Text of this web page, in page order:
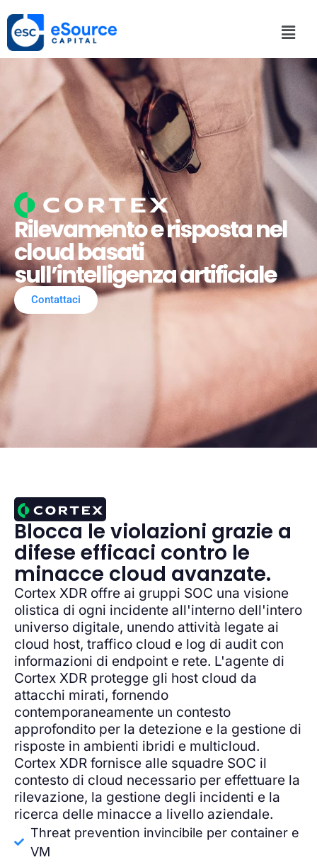
Rilevamento e risposta nel
cloud basati
sull’intelligenza artificiale
Contattaci
Blocca le violazioni grazie a
difese efficaci contro le
minacce cloud avanzate.
Cortex XDR offre ai gruppi SOC una visione
olistica di ogni incidente all'interno dell'intero
universo digitale, unendo attività legate ai
cloud host, traffico cloud e log di audit con
informazioni di endpoint e rete. L'agente di
Cortex XDR protegge gli host cloud da
attacchi mirati, fornendo
contemporaneamente un contesto
approfondito per la detezione e la gestione di
risposte in ambienti ibridi e multicloud.
Cortex XDR fornisce alle squadre SOC il
contesto di cloud necessario per effettuare la
rilevazione, la gestione degli incidenti e la
ricerca delle minacce a livello aziendale.
Threat prevention invincibile per container e
VM